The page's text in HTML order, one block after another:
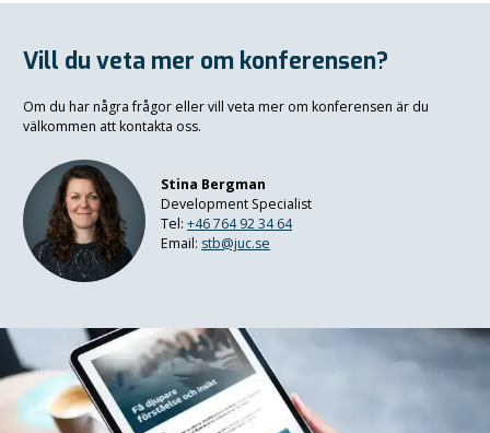
Vill du veta mer om konferensen?
Om du har några frågor eller vill veta mer om konferensen är du
välkommen att kontakta oss.
Stina Bergman
Development Specialist
Tel: +46 764 92 34 64
Email: stb@juc.se